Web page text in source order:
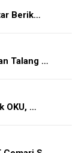
Berik…
Talang …
OKU, …